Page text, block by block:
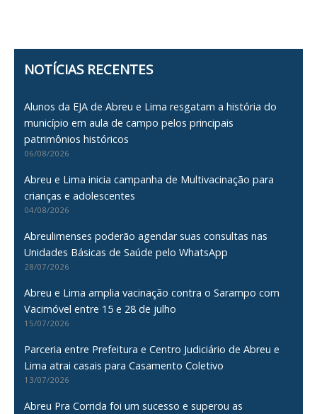
NOTÍCIAS RECENTES
Alunos da EJA de Abreu e Lima resgatam a história do
município em aula de campo pelos principais
patrimônios históricos
06/08/2026
Abreu e Lima inicia campanha de Multivacinação para
crianças e adolescentes
04/08/2026
Abreulimenses poderão agendar suas consultas nas
Unidades Básicas de Saúde pelo WhatsApp
28/07/2026
Abreu e Lima amplia vacinação contra o Sarampo com
Vacimóvel entre 15 e 28 de julho
15/07/2026
Parceria entre Prefeitura e Centro Judiciário de Abreu e
Lima atrai casais para Casamento Coletivo
13/07/2026
Abreu Pra Corrida foi um sucesso e superou as